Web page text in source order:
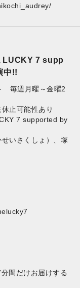
LUCKY 7 supp
中!!
毎週月曜～金曜2
止可能性あり
7 supported by
いさくしょ）、塚
間だけお届けする